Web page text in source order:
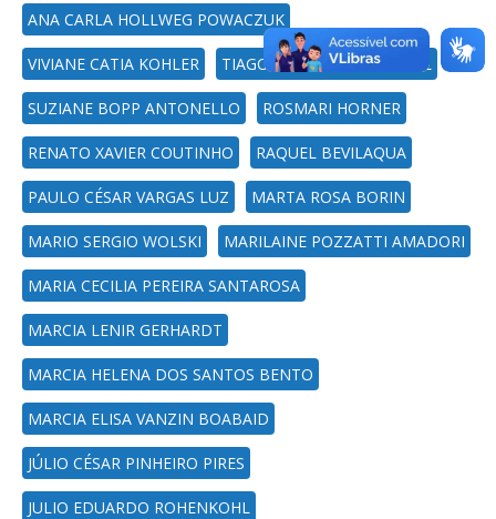
ANA CARLA HOLLWEG POWACZUK
VIVIANE CATIA KOHLER TIAGO MARTINUZZI BURIOL
SUZIANE BOPP ANTONELLO ROSMARI HORNER
RENATO XAVIER COUTINHO RAQUEL BEVILAQUA
PAULO CÉSAR VARGAS LUZ MARTA ROSA BORIN
MARIO SERGIO WOLSKI MARILAINE POZZATTI AMADORI
MARIA CECILIA PEREIRA SANTAROSA
MARCIA LENIR GERHARDT
MARCIA HELENA DOS SANTOS BENTO
MARCIA ELISA VANZIN BOABAID
JÚLIO CÉSAR PINHEIRO PIRES
JULIO EDUARDO ROHENKOHL